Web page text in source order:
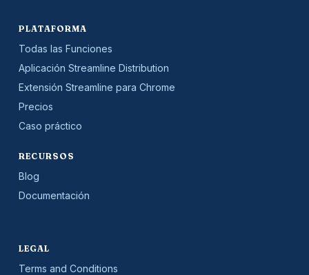
PLATAFORMA
Todas las Funciones
Aplicación Streamline Distribution
Extensión Streamline para Chrome
Precios
Caso práctico
RECURSOS
Blog
Documentación
LEGAL
Terms and Conditions